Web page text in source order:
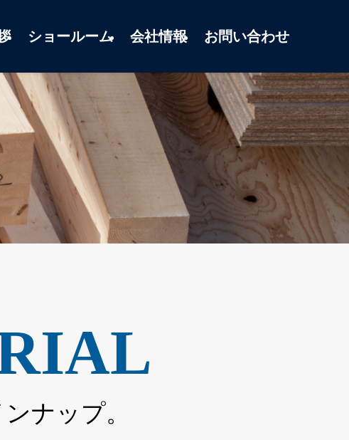
ショールーム 会社情報 お問い合わせ
ナップ。